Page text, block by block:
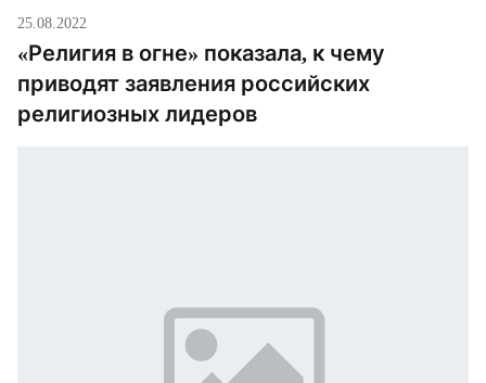
25.08.2022
«Религия в огне» показала, к чему
приводят заявления российских
религиозных лидеров